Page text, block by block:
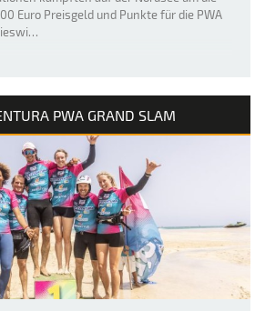
Euro Preisgeld und Punkte für die PWA
PWA GRAND SLAM